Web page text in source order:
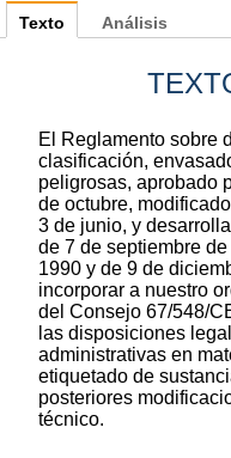
Texto
El Reglamento sobre
clasificación,
peligrosas, aprobado
de octubre,
3 de junio, y
de 7 de septiembre
1990 y de 9 de
incorporar a nuestro
del Consejo 67/548/
las disposiciones
administrativas en
etiquetado de
posteriores
técnico.
Análisis